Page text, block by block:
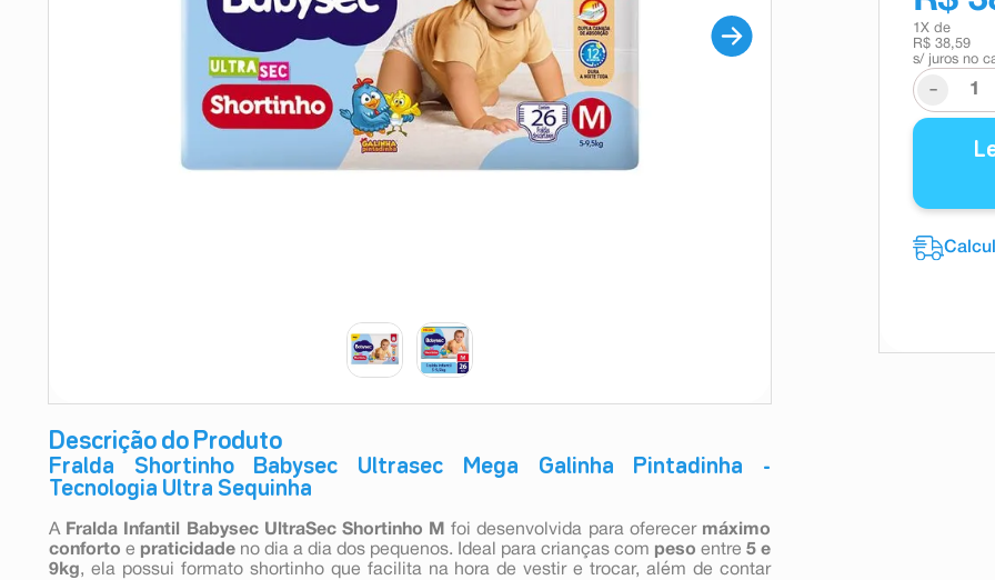
Descrição do Produto
Fralda Shortinho Babysec Ultrasec Mega Galinha Pintadinha -
Tecnologia Ultra Sequinha
A Fralda Infantil Babysec UltraSec Shortinho Mfoi desenvolvida para oferecer máximo
conforto e praticidade no dia a dia dos pequenos. Ideal para crianças com peso entre 5 e
9kg, ela possui formato shortinho que facilita na hora de vestir e trocar, além de contar
1 X de
R$ 38,59
s/ juros no
-
9º absorvente
10ºshampoo